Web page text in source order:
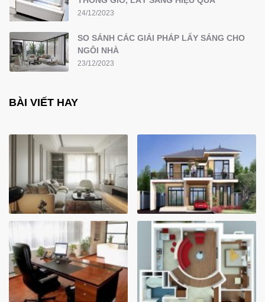
24/12/2023
SO SÁNH CÁC GIẢI PHÁP LẤY SÁNG CHO
NGÔI NHÀ
23/12/2023
BÀI VIẾT HAY